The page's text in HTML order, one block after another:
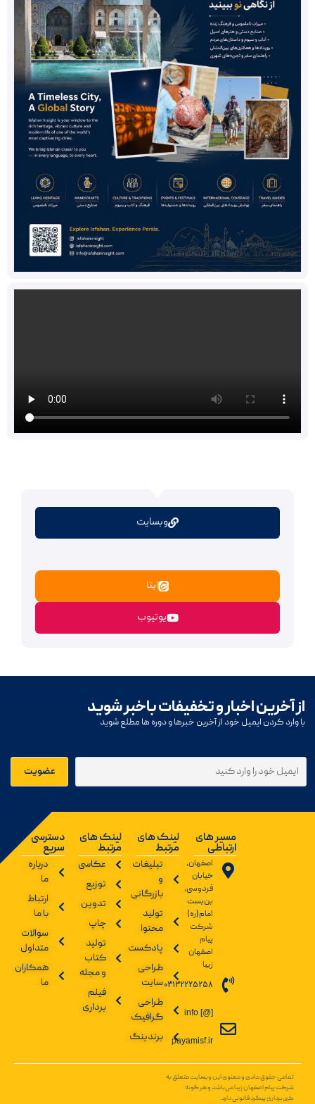
وبسایت
ایتا
یوتیوب
از آخرین اخبار و تخفیفات باخبر شوید
با وارد کردن ایمیل خود از آخرین خبرها و دوره ها مطلع شوید
مسیر های
ارتباطی
اصفهان،
خیابان
فردوسی،
بن‌بست
امام(ره)
شرکت
پیام
اصفهان
زیبا
03132225258
info [@]
payamisf.ir
لینک های
مرتبط
تبلیغات
و
بازرگانی
تولید
محتوا
پادکست
طراحی
سایت
طراحی
گرافیک
برندینگ
لینک های
مرتبط
عکاسی
توزیع
تدوین
چاپ
تولید
کتاب
و مجله
فیلم
برداری
دسترسی
سریع
درباره
ما
ارتباط
با ما
سوالات
متداول
همکاران
ما
تمامی حقوق مادی و معنوی این وبسایت متعلق به
شرکت پیام اصفهان زیبا می‌باشد و هر گونه
کپی‌برداری پیگرد قانونی دارد.